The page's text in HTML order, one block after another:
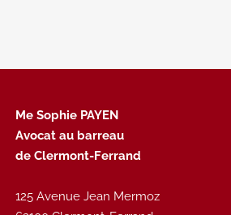
Me Sophie PAYEN
Avocat au barreau
de Clermont-Ferrand
125 Avenue Jean Mermoz